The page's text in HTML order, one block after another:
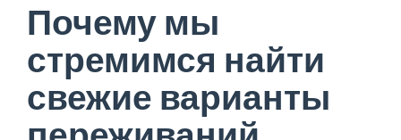
Почему мы
стремимся найти
свежие варианты